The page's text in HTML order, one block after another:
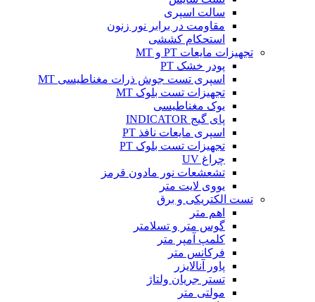
سالت اسپری
مقاومت در برابر نور زنون
استحکام کششی
تجهیزات مایعات PT و MT
پودر خشک PT
اسپری تست جوش ذرات مغناطیسی MT
تجهیزات تست بلوک MT
یوک مغناطیسی
پای گیج INDICATOR
اسپری مایعات نافذ PT
تجهیزات تست بلوک PT
چراغ UV
تشعشعات نور مادون قرمز
یووی لایت متر
تست الکتریکی و برق
اهم متر
گوس متر و تسلامتر
کلمپ آمپر متر
فرکانس متر
پاور آنالایزر
تستر جریان ولتاژ
مولتی متر